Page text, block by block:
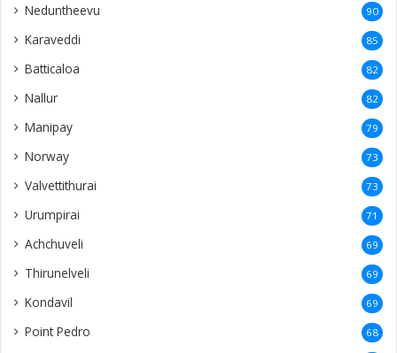
Neduntheevu 90
Karaveddi 85
Batticaloa 82
Nallur 82
Manipay 79
Norway 73
Valvettithurai 73
Urumpirai 71
Achchuveli 69
Thirunelveli 69
Kondavil 69
Point Pedro 68